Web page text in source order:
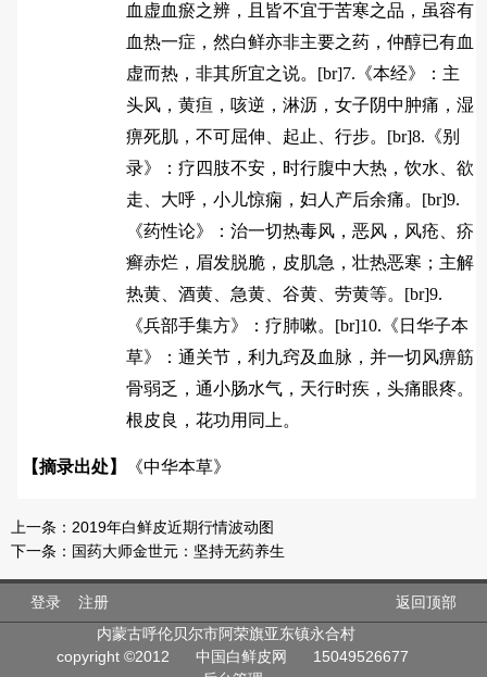
血虚血瘀之辨，且皆不宜于苦寒之品，虽容有
血热一症，然白鲜亦非主要之药，仲醇已有血
虚而热，非其所宜之说。[br]7.《本经》：主
头风，黄疸，咳逆，淋沥，女子阴中肿痛，湿
痹死肌，不可屈伸、起止、行步。[br]8.《别
录》：疗四肢不安，时行腹中大热，饮水、欲
走、大呼，小儿惊痫，妇人产后余痛。[br]9.
《药性论》：治一切热毒风，恶风，风疮、疥
癣赤烂，眉发脱脆，皮肌急，壮热恶寒；主解
热黄、酒黄、急黄、谷黄、劳黄等。[br]9.
《兵部手集方》：疗肺嗽。[br]10.《日华子本
草》：通关节，利九窍及血脉，并一切风痹筋
骨弱乏，通小肠水气，天行时疾，头痛眼疼。
根皮良，花功用同上。
【摘录出处】 《中华本草》
上一条： 2019年白鲜皮近期行情波动图
下一条： 国药大师金世元：坚持无药养生
登录 注册
返回顶部
内蒙古呼伦贝尔市阿荣旗亚东镇永合村
copyright ©2012
中国白鲜皮网
15049526677